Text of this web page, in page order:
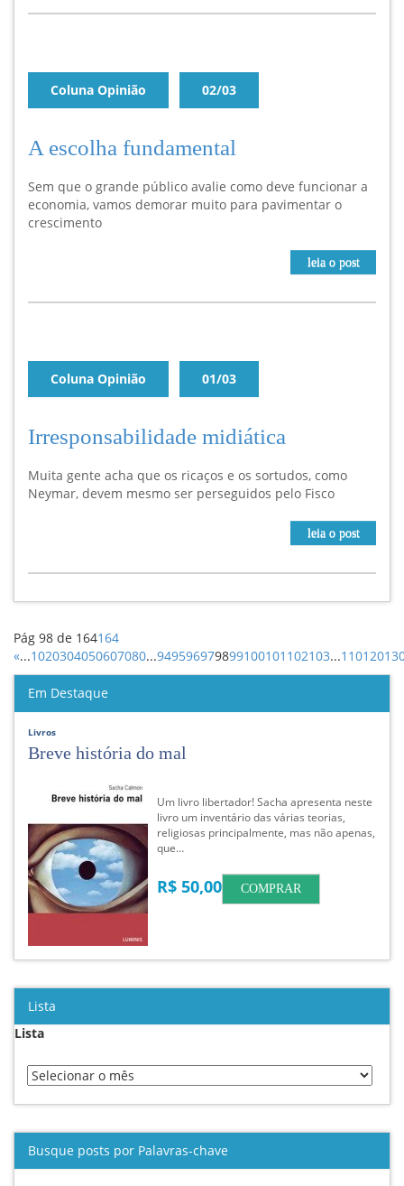
Coluna Opinião 02/03
A escolha fundamental
Sem que o grande público avalie como deve funcionar a
economia, vamos demorar muito para pavimentar o
crescimento
leia o post
Coluna Opinião 01/03
Irresponsabilidade midiática
Muita gente acha que os ricaços e os sortudos, como
Neymar, devem mesmo ser perseguidos pelo Fisco
leia o post
Pág 98 de 164164
«...1020304050607080...949596979899100101 102103...110120
Em Destaque
Livros
Breve história do mal
Um livro libertador! Sacha apresenta neste
livro um inventário das várias teorias,
religiosas principalmente, mas não apenas,
que…
R$ 50,00 COMPRAR
Lista
Lista
Busque posts por Palavras-chave